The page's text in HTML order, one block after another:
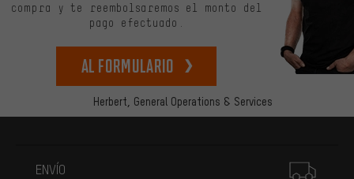
Herbert, General Operations & Services
compra y te reembolsaremos el monto del
pago efectuado.
Al formulario
ENVÍO